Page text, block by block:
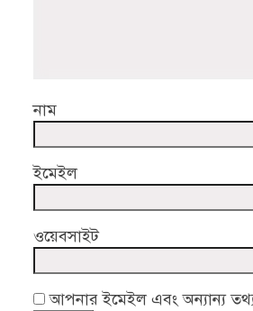
নাম
ইমেইল
ওয়েবসাইট
আপনার ইমেইল এবং অন্যান্য